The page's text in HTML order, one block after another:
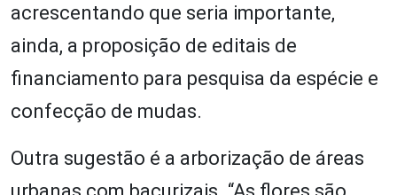
acrescentando que seria importante,
ainda, a proposição de editais de
financiamento para pesquisa da espécie e
confecção de mudas.
Outra sugestão é a arborização de áreas